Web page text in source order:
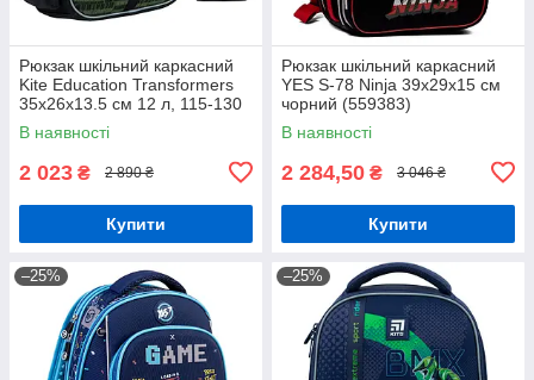
Рюкзак шкільний каркасний
Kite Education Transformers
35x26x13.5 см 12 л, 115-130
см (TF24-555S)
В наявності
2 023 ₴ 2 890 ₴
Купити
Рюкзак шкільний каркасний
YES S-78 Ninja 39х29х15 см
чорний (559383)
В наявності
2 284,50 ₴ 3 046 ₴
Купити
–25% –25%